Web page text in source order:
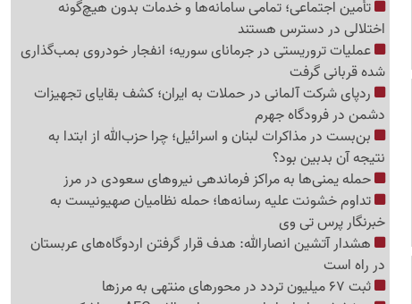
تأمین اجتماعی؛ تمامی سامانه‌ها و خدمات بدون هیچ‌گونه
اختلالی در دسترس هستند
عملیات تروریستی در جرمانای سوریه؛ انفجار خودروی بمب‌گذاری
شده قربانی گرفت
ردپای شرکت آلمانی در حملات به ایران؛ کشف بقایای تجهیزات
دشمن در فرودگاه جهرم
بن‌بست در مذاکرات لبنان و اسرائیل؛ چرا حزب‌الله از ابتدا به
نتیجه آن بدبین بود؟
حمله یمنی‌ها به مراکز فرماندهی نیروهای سعودی در مرز
تداوم خشونت علیه رسانه‌ها؛ حمله نظامیان صهیونیست به
خبرنگار پرس تی وی
هشدار آتشین انصارالله: هدف قرار گرفتن اردوگاه‌های عربستان
در راه است
ثبت 67 میلیون تردد در محورهای منتهی به مرزها